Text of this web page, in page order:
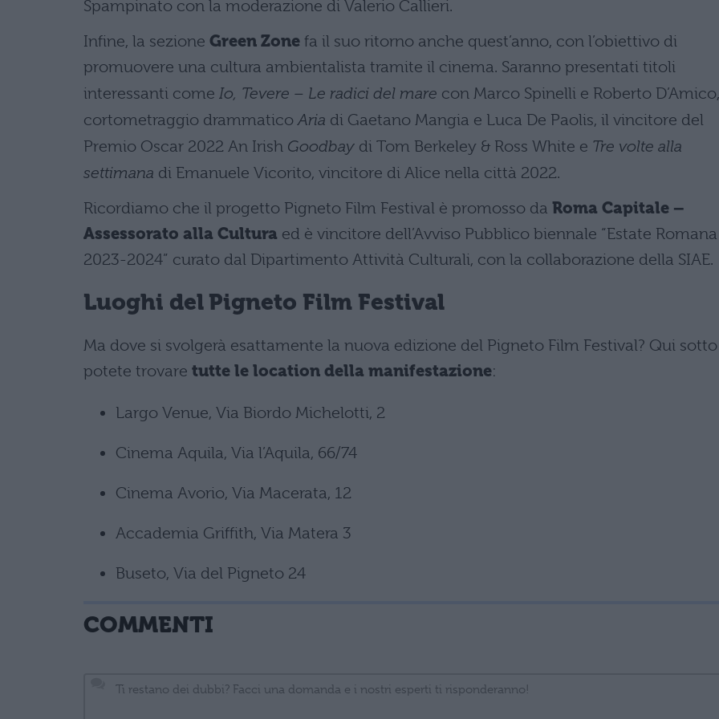
Spampinato con la moderazione di Valerio Callieri.
Infine, la sezione Green Zone fa il suo ritorno anche quest’anno, con l’obiettivo di
promuovere una cultura ambientalista tramite il cinema. Saranno presentati titoli
interessanti come Io, Tevere – Le radici del mare con Marco Spinelli e Roberto
cortometraggio drammaticoAria di Gaetano Mangia e Luca De Paolis, il vincitore del
Premio Oscar 2022 An Irish Goodbay di Tom Berkeley & Ross White e Tre volte alla
settimana di Emanuele Vicorito, vincitore di Alice nella città 2022.
Ricordiamo che il progetto Pigneto Film Festival è promosso da Roma Capitale –
Assessorato alla Cultura ed è vincitore dell’Avviso Pubblico biennale “Estate Romana
2023-2024” curato dal Dipartimento Attività Culturali, con la collaborazione della SIAE.
Luoghi del Pigneto Film Festival
Ma dove si svolgerà esattamente la nuova edizione del Pigneto Film Festival? Qui sotto
potete trovare tutte le location della manifestazione:
Largo Venue, Via Biordo Michelotti, 2
Cinema Aquila, Via l’Aquila, 66/74
Cinema Avorio, Via Macerata, 12
Accademia Griffith, Via Matera 3
Buseto, Via del Pigneto 24
COMMENTI